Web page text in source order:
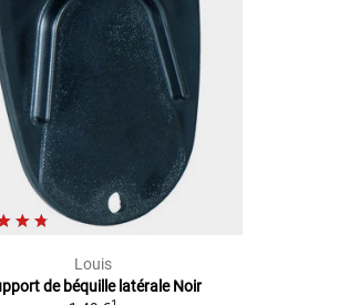
Louis
de béquille latérale Noir